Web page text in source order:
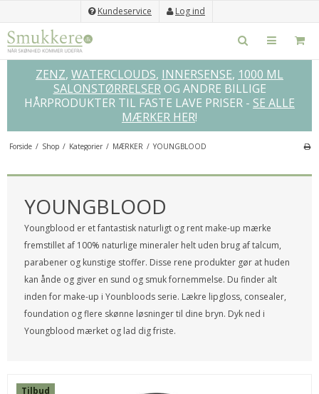
Log ind
Kundeservice
ZENZ, WATERCLOUDS, INNERSENSE, 1000 ML
SALONSTØRRELSEROG ANDRE BILLIGE
HÅRPRODUKTER TIL FASTE LAVE PRISER - SE ALLE
MÆRKER HER!
Forside / Shop / Kategorier / MÆRKER / YOUNGBLOOD
GLEM IKKE DISSE...
×
SPAR
52%
YOUNGBLOOD
Youngblood er et fantastisk naturligt og rent make-up mærke
fremstillet af 100% naturlige mineraler helt uden brug af talcum,
parabener og kunstige stoffer. Disse rene produkter gør at huden
kan ånde og giver en sund og smuk fornemmelse. Du finder alt
inden for make-up i Younbloods serie. Lækre lipgloss, consealer,
foundation og flere skønne løsninger til dine bryn. Dyk ned i
Youngblood mærket og lad dig friste.
Tilbud